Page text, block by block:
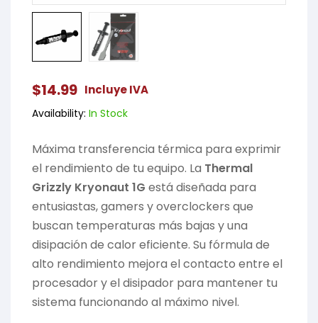
$14.99 Incluye IVA
Availability: In Stock
Máxima transferencia térmica para exprimir
el rendimiento de tu equipo. La Thermal
Grizzly Kryonaut 1G está diseñada para
entusiastas, gamers y overclockers que
buscan temperaturas más bajas y una
disipación de calor eficiente. Su fórmula de
alto rendimiento mejora el contacto entre el
procesador y el disipador para mantener tu
sistema funcionando al máximo nivel.